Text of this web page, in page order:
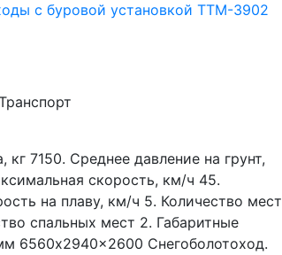
с буровой установкой ТТМ-3902
кг 7150. Среднее давление на грунт,
скорость, км/ч 45.
на плаву, км/ч 5. Количество мест
спальных мест 2. Габаритные
6560x2940x2600 Снегоболотоход.